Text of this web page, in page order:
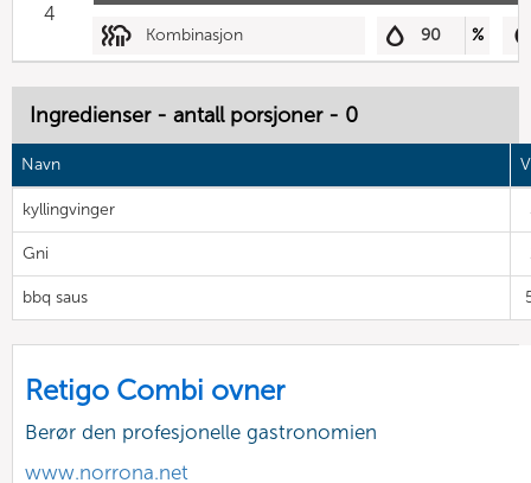
4
Kombinasjon 90 %
Ingredienser - antall porsjoner - 0
Navn
kyllingvinger
Gni
bbq saus
Retigo Combi ovner
Berør den profesjonelle gastronomien
www.norrona.net